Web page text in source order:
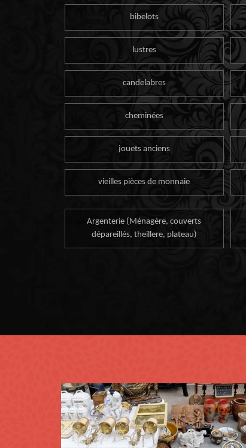
bibelots
lustres
candelabres
cheminées
jouets anciens
vieilles pièces de monnaie
Argenterie (Ménagère, couverts
dépareillés, theillere, plateau)